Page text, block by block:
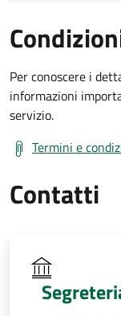
Per conoscere i
informazioni
servizio.
Termini e
Contatti